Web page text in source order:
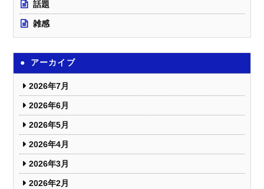
話題
雑感
アーカイブ
2026年7月
2026年6月
2026年5月
2026年4月
2026年3月
2026年2月